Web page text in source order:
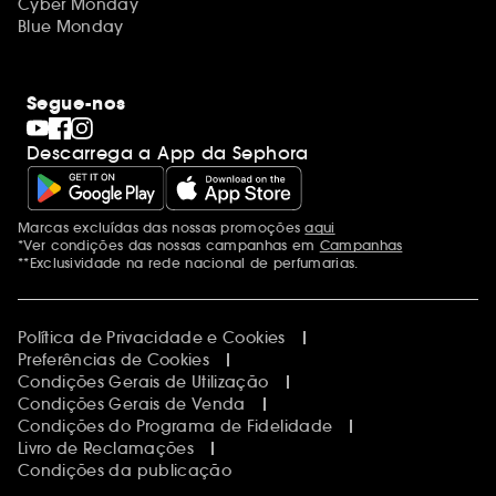
Cyber Monday
Blue Monday
Segue-nos
Descarrega a App da Sephora
Menções adicionais
Marcas excluídas das nossas promoçõesaqui
*Ver condições das nossas campanhas em Campanhas
**Exclusividade na rede nacional de perfumarias.
Política de Privacidade e Cookies
Preferências de Cookies
Condições Gerais de Utilização
Condições Gerais de Venda
Condições do Programa de Fidelidade
Livro de Reclamações
Condições da publicação